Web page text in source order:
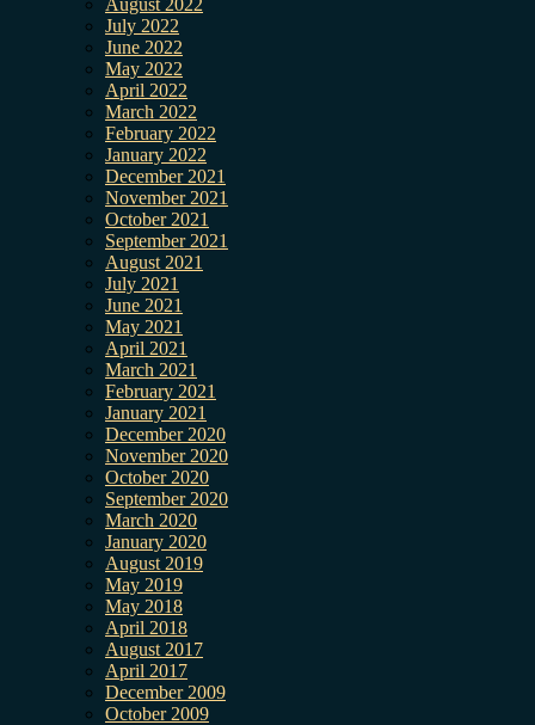
August 2022
July 2022
June 2022
May 2022
April 2022
March 2022
February 2022
January 2022
December 2021
November 2021
October 2021
September 2021
August 2021
July 2021
June 2021
May 2021
April 2021
March 2021
February 2021
January 2021
December 2020
November 2020
October 2020
September 2020
March 2020
January 2020
August 2019
May 2019
May 2018
April 2018
August 2017
April 2017
December 2009
October 2009